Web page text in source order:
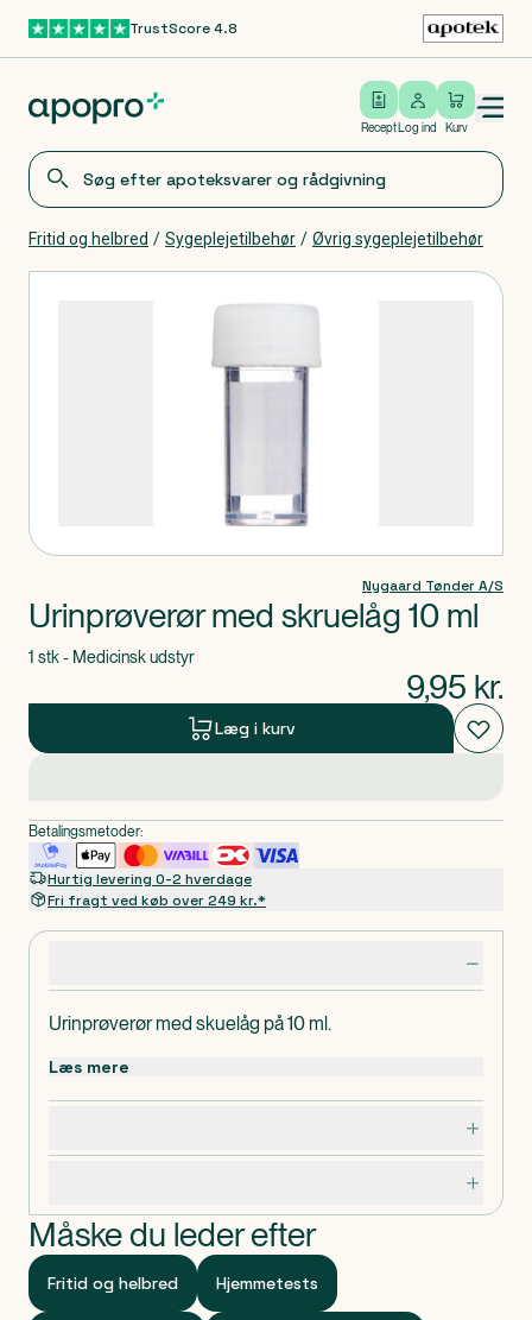
Gå til hovedindholdTrustScore 4.8
Recept
Log ind
Log ind Kurv
Open/close menu
Fritid og helbred / Sygeplejetilbehør / Øvrig sygeplejetilbehør
Urinprøverør med skuelåg på 10 ml.
Læs mere
Måske du leder efter
Fritid og helbred Hjemmetests
Nygaard Tønder A/S
Urinprøverør med skruelåg 10 ml
1 stk - Medicinsk udstyr
9,95 kr.
Læg i kurv
Betalingsmetoder:
Hurtig levering 0-2 hverdage
Fri fragt ved køb over 249 kr.*